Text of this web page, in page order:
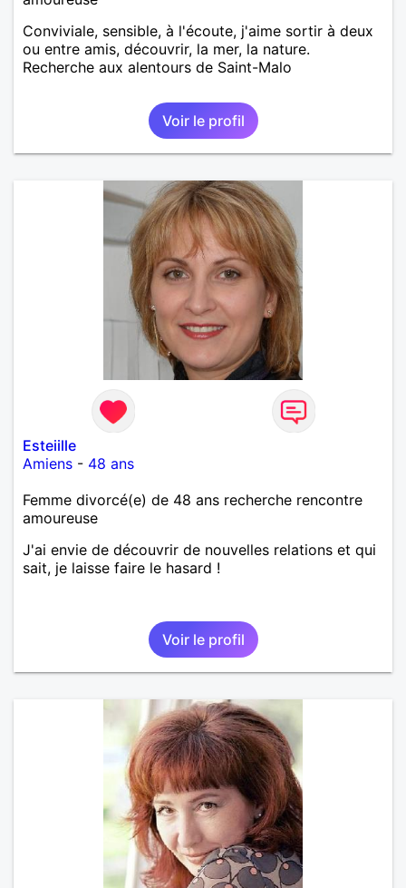
Conviviale, sensible, à l'écoute, j'aime sortir à deux
ou entre amis, découvrir, la mer, la nature.
Recherche aux alentours de Saint-Malo
Voir le profil
Esteiille
Amiens - 48 ans
Femme divorcé(e) de 48 ans recherche rencontre
amoureuse
J'ai envie de découvrir de nouvelles relations et qui
sait, je laisse faire le hasard !
Voir le profil